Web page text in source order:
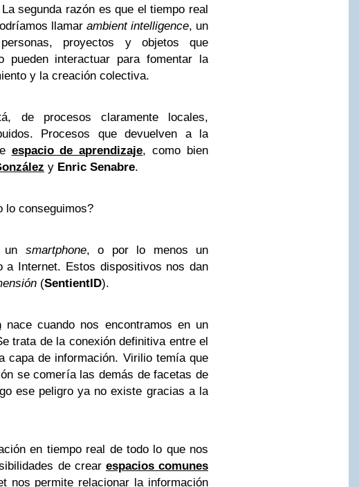
segunda razón es que el tiempo real
llamar ambient intelligence, un
proyectos y objetos que
pueden interactuar para fomentar la
y la creación colectiva.
de procesos claramente locales,
Procesos que devuelven a la
espacio de aprendizaje, como bien
y Enric Senabre.
lo conseguimos?
un smartphone, o por lo menos un
a Internet. Estos dispositivos nos dan
(SentientID).
nace cuando nos encontramos en un
trata de la conexión definitiva entre el
capa de información. Virilio temía que
se comería las demás de facetas de
ese peligro ya no existe gracias a la
en tiempo real de todo lo que nos
de crear espacios comunes
nos permite relacionar la información